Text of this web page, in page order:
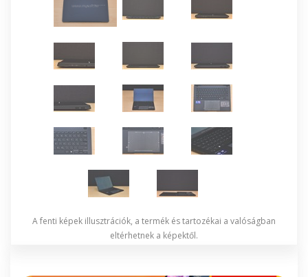
A fenti képek illusztrációk, a termék és tartozékai a valóságban
eltérhetnek a képektől.